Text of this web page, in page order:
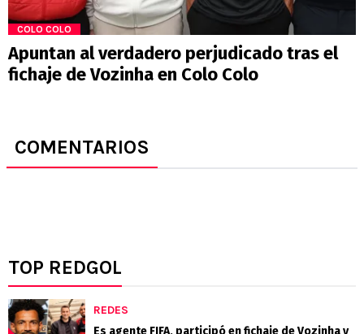
COLO COLO
Apuntan al verdadero perjudicado tras el
fichaje de Vozinha en Colo Colo
COMENTARIOS
TOP REDGOL
REDES
Es agente FIFA, participó en fichaje de Vozinha y